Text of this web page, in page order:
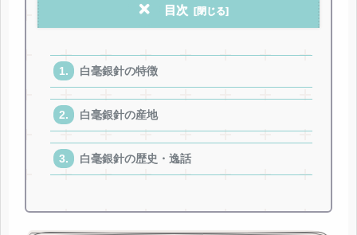
目次
白毫銀針の特徴
白毫銀針の産地
白毫銀針の歴史・逸話